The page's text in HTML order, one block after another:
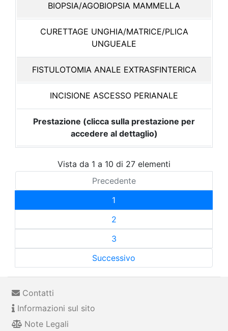
BIOPSIA/AGOBIOPSIA MAMMELLA
CURETTAGE UNGHIA/MATRICE/PLICA
UNGUEALE
FISTULOTOMIA ANALE EXTRASFINTERICA
INCISIONE ASCESSO PERIANALE
Prestazione (clicca sulla prestazione per
accedere al dettaglio)
Vista da 1 a 10 di 27 elementi
Precedente
1
2
3
Successivo
Contatti
Informazioni sul sito
Note Legali